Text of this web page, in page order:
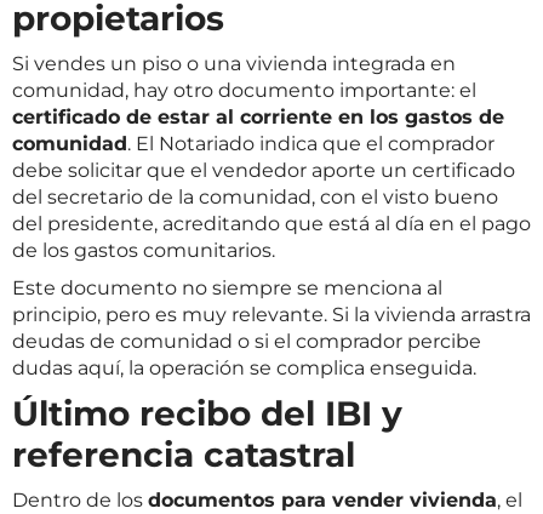
propietarios
Si vendes un piso o una vivienda integrada en
comunidad, hay otro documento importante: el
certificado de estar al corriente en los gastos de
comunidad. El Notariado indica que el comprador
debe solicitar que el vendedor aporte un certificado
del secretario de la comunidad, con el visto bueno
del presidente, acreditando que está al día en el pago
de los gastos comunitarios.
Este documento no siempre se menciona al
principio, pero es muy relevante. Si la vivienda arrastra
deudas de comunidad o si el comprador percibe
dudas aquí, la operación se complica enseguida.
Último recibo del IBI y
referencia catastral
Dentro de los documentos para vender vivienda, el